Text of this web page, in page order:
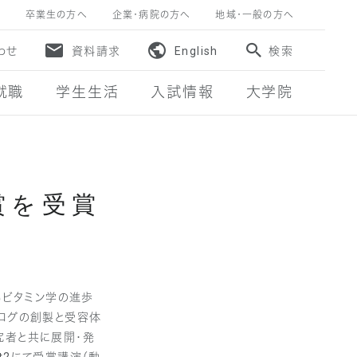
卒業生の方へ 企業・病院の方へ 地域・一般の方へ
せ 資料請求 English 検索
職 学生生活 入試情報 大学院
受賞
タミン学の進歩
グの創製と受容体
と共に展開・発